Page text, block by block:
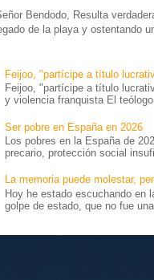
Bendodo, Resulta
de la playa y ostentando
Feijoo, "partícipe a título
Feijoo, "partícipe a título
y violencia franquista El
Ser pobre en España en 2026
Los pobres en la España de
precario, protección social
La memoria puede molestar,
Hoy he estado escuchando en
golpe de estado, que no fue